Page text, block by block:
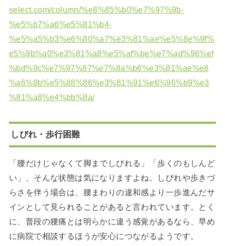
select.com/column/%e8%85%b0%e7%97%9b-
%e5%b7%a6%e5%81%b4-
%e5%a5%b3%e6%80%a7%e3%81%ae%e5%8e%9f%
e5%9b%a0%e3%81%a8%e5%af%be%e7%ad%96%ef
%bd%9c%e7%97%87%e7%8a%b6%e3%81%ae%e8
%a6%8b%e5%88%86%e3%81%91%e6%96%b9%e3
%81%a8%e4%bb%8a/
しびれ・歩行困難
「腰だけじゃなくて脚までしびれる」「歩くのもしんど
い」、そんな状態は気になりますよね。しびれや歩きづ
らさを伴う場合は、腰まわりの違和感より一歩進んだサ
インとして見られることがあると言われています。とく
に、普段の腰痛とは明らかに違う感覚があるなら、早め
に病院で相談するほうが安心につながるようです。